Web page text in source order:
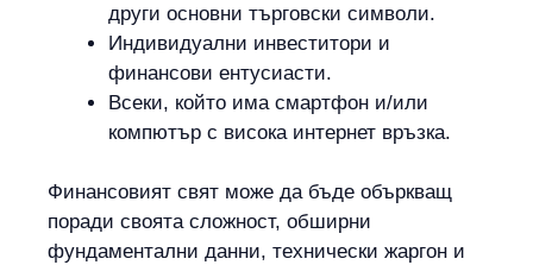
други основни търговски символи.
Индивидуални инвеститори и
финансови ентусиасти.
Всеки, който има смартфон и/или
компютър с висока интернет връзка.
Финансовият свят може да бъде объркващ
поради своята сложност, обширни
фундаментални данни, технически жаргон и